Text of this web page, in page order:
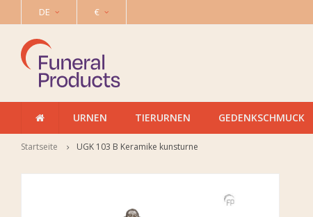
DE €
URNEN TIERURNEN GEDENKSCHMUCK
Startseite UGK 103 B Keramike kunsturne